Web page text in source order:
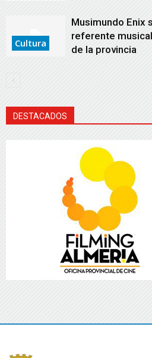
Cultura
Musimundo Enix
referente
de la provincia
DESTACADOS